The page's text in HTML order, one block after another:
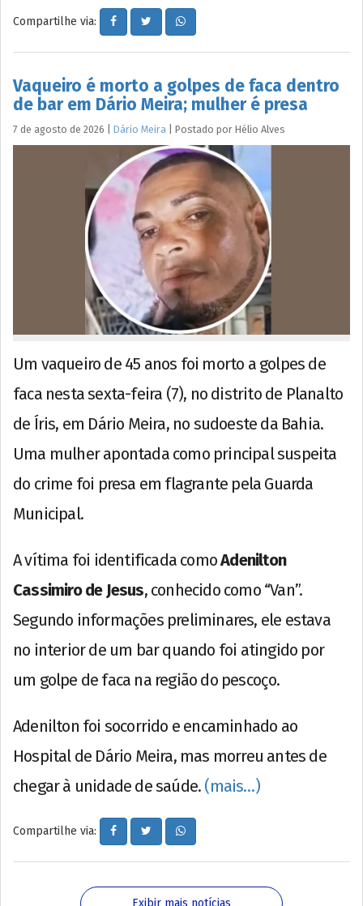
Compartilhe via:
Vaqueiro é morto a golpes de faca dentro
de bar em Dário Meira; mulher é presa
7 de agosto de 2026 Dário Meira Postado por Hélio Alves
Um vaqueiro de 45 anos foi morto a golpes de
faca nesta sexta-feira (7), no distrito de Planalto
de Íris, em Dário Meira, no sudoeste da Bahia.
Uma mulher apontada como principal suspeita
do crime foi presa em flagrante pela Guarda
Municipal.
A vítima foi identificada comoAdenilton
Cassimiro de Jesus, conhecido como “Van”.
Segundo informações preliminares, ele estava
no interior de um bar quando foi atingido por
um golpe de faca na região do pescoço.
Adenilton foi socorrido e encaminhado ao
Hospital de Dário Meira, mas morreu antes de
chegar à unidade de saúde. (mais…)
Compartilhe via:
Exibir mais notícias